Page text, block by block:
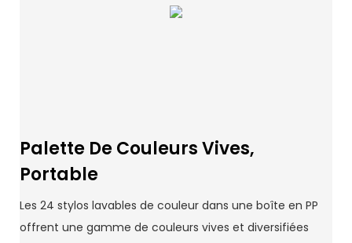
Palette De Couleurs Vives,
Portable
Les 24 stylos lavables de couleur dans une boîte en PP
offrent une gamme de couleurs vives et diversifiées